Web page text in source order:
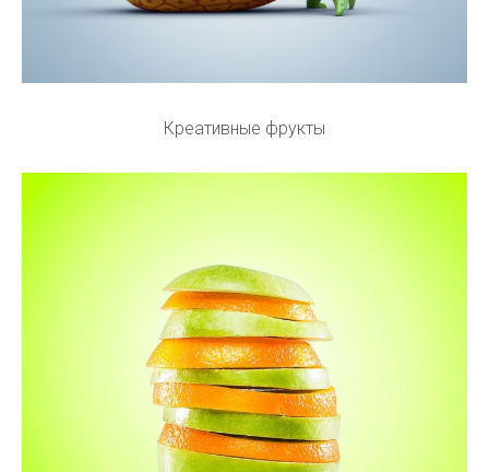
Креативные фрукты